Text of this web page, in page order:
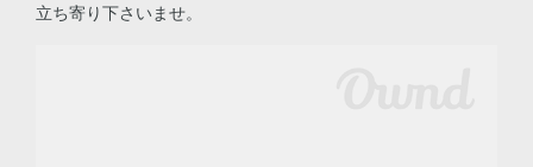
立ち寄り下さいませ。